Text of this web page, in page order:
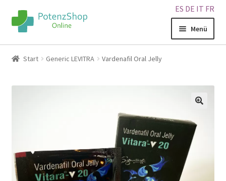
ES DE IT FR
Menü
Home
Sitemap
Start Generic LEVITRA Vardenafil Oral Jelly